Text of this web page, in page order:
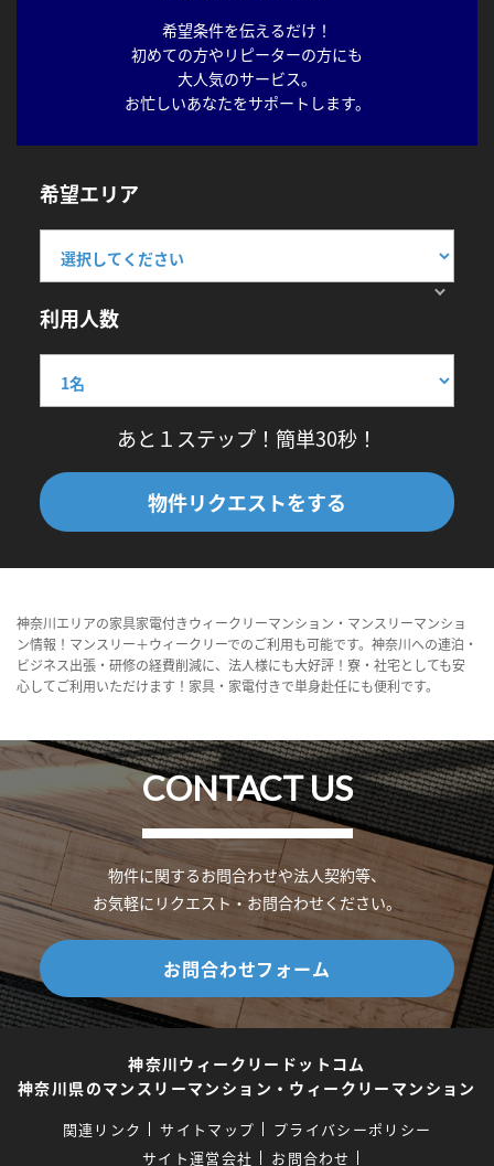
希望条件を伝えるだけ！
初めての方やリピーターの方にも
大人気のサービス。
お忙しいあなたをサポートします。
希望エリア
利用人数
あと１ステップ！簡単30秒！
物件リクエストをする
神奈川エリアの家具家電付きウィークリーマンション・マンスリーマンショ
ン情報！マンスリー＋ウィークリーでのご利用も可能です。神奈川への連泊・
ビジネス出張・研修の経費削減に、法人様にも大好評！寮・社宅としても安
心してご利用いただけます！家具・家電付きで単身赴任にも便利です。
CONTACT US
物件に関するお問合わせや法人契約等、
お気軽にリクエスト・お問合わせください。
お問合わせフォーム
神奈川ウィークリードットコム
神奈川県のマンスリーマンション・ウィークリーマンション
関連リンク サイトマップ
プライバシーポリシー
サイト運営会社
お問合わせ